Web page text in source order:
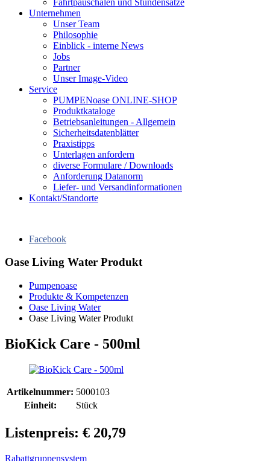
Unternehmen
Unser Team
Philosophie
Einblick - interne News
Jobs
Partner
Unser Image-Video
Service
PUMPENoase ONLINE-SHOP
Produktkataloge
Betriebsanleitungen - Allgemein
Sicherheitsdatenblätter
Praxistipps
Unterlagen anfordern
diverse Formulare / Downloads
Anforderung Datanorm
Liefer- und Versandinformationen
Kontakt/Standorte
Facebook
Oase Living Water Produkt
Pumpenoase
Produkte & Kompetenzen
Oase Living Water
Oase Living Water Produkt
BioKick Care - 500ml
Artikelnummer: 5000103
Einheit:
Stück
Listenpreis: € 20,79
Rabattgruppensystem